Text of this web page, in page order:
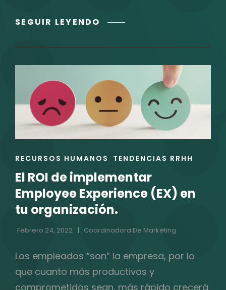
SEGUIR LEYENDO ¿POR
HACER
RADIOGRAFÍA
ORGANIZACIONAL
ANTES
DE
RECLUTAR
TUS
RESULTADOS?
ENLACES
LAS
CATEGORÍAS
RECURSOS HUMANOS TENDENCIAS RRHH
El ROI de implementar
Employee Experience (EX) en
tu organización.
Febrero 24, 2022 Coordinadora De Marketing
Los empleados “son” la empresa, por lo
que cuanto más productivos y
comprometidos sean, más rápido crecerá